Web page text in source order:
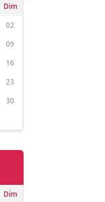
Dim
02
09
16
23
30
Dim